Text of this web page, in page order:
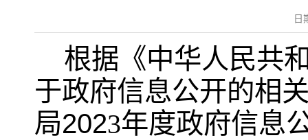
日
根据《中华人民共
于政府信息公开的相
局2023年度政府信息